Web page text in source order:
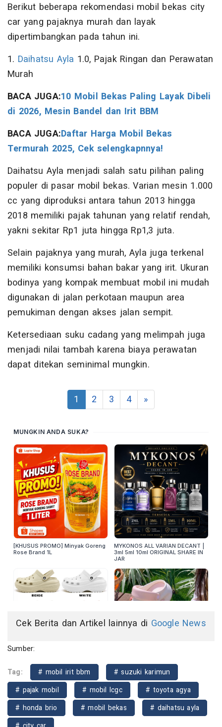
Berikut beberapa rekomendasi mobil bekas city
car yang pajaknya murah dan layak
dipertimbangkan pada tahun ini.
1. Daihatsu Ayla 1.0, Pajak Ringan dan Perawatan
Murah
BACA JUGA:10 Mobil Bekas Paling Layak Dibeli
di 2026, Mesin Bandel dan Irit BBM
BACA JUGA:Daftar Harga Mobil Bekas
Termurah 2025, Cek selengkapnnya!
Daihatsu Ayla menjadi salah satu pilihan paling
populer di pasar mobil bekas. Varian mesin 1.000
cc yang diproduksi antara tahun 2013 hingga
2018 memiliki pajak tahunan yang relatif rendah,
yakni sekitar Rp1 juta hingga Rp1,3 juta.
Selain pajaknya yang murah, Ayla juga terkenal
memiliki konsumsi bahan bakar yang irit. Ukuran
bodinya yang kompak membuat mobil ini mudah
digunakan di jalan perkotaan maupun area
pemukiman dengan akses jalan sempit.
Ketersediaan suku cadang yang melimpah juga
menjadi nilai tambah karena biaya perawatan
dapat ditekan seminimal mungkin.
1 2 3 4 »
Cek Berita dan Artikel lainnya di Google News
Sumber:
Tag: # mobil irit bbm
# suzuki karimun
# pajak mobil
# mobil lcgc
# toyota agya
# honda brio
# mobil bekas
# daihatsu ayla